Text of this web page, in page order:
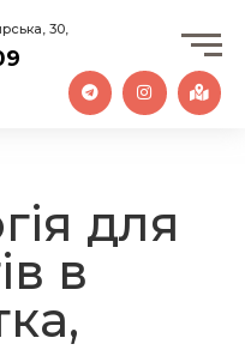
30,
для
в